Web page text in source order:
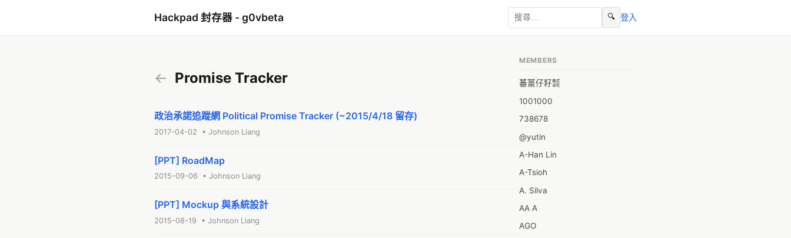
Hackpad 封存器 - g0vbeta 🔍 登入
← Promise Tracker
政治承諾追蹤網 Political Promise Tracker (~2015/4/18 留存)
2017-04-02 • Johnson Liang
[PPT] RoadMap
2015-09-06 • Johnson Liang
[PPT] Mockup 與系統設計
2015-08-19 • Johnson Liang
MEMBERS
蕃薑仔籽㍿
1001000
738678
@yutin
A-Han Lin
A-Tsioh
A. Silva
AA A
AGO